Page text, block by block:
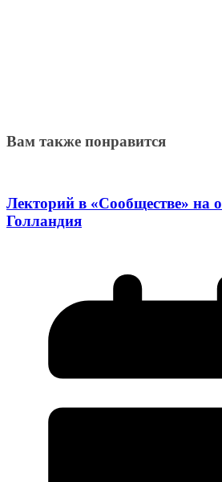
Вам также понравится
Лекторий в «Сообществе» на
Голландия